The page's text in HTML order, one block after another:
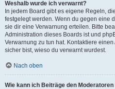
Weshalb wurde ich verwarnt?
In jedem Board gibt es eigene Regeln,
festgelegt werden. Wenn du gegen eine
sie dir eine Verwarnung erteilen. Bitte
Administration dieses Boards ist und
Verwarnung zu tun hat. Kontaktiere
sicher bist, wieso du verwarnt wurdest.
Nach oben
Wie kann ich Beiträge den Moderatoren